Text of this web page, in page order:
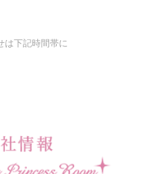
は下記時間帯に